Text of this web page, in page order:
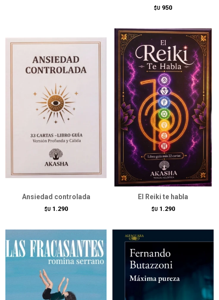
$U 950
Ansiedad controlada
$U 1.290
El Reiki te habla
$U 1.290